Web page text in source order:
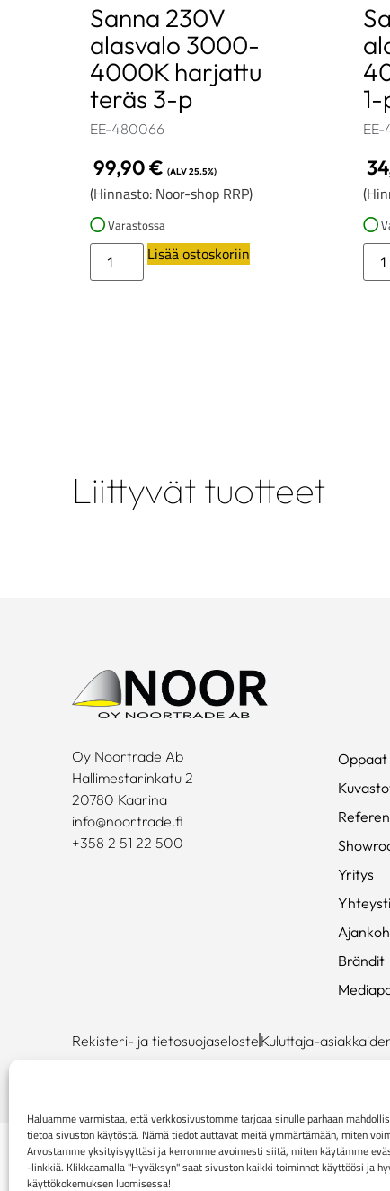
Haluamme varmistaa, että verkkosivustomme tarjoaa sinulle parhaan
tietoa sivuston käytöstä. Nämä tiedot auttavat meitä ymmärtämään, miten
Arvostamme yksityisyyttäsi ja kerromme avoimesti siitä, miten käytämme
-linkkiä. Klikkaamalla "Hyväksyn" saat sivuston kaikki toiminnot käyttöösi ja
käyttökokemuksen luomisessa!
Sanna 230V
alasvalo 3000-
4000K harjattu
teräs 3-p
EE-480066
99,90€ (ALV 25.5%)
(Hinnasto: Noor-shop RRP)
Varastossa
Lisää ostoskoriin
1-
Liittyvät tuotteet
Oy Noortrade Ab
Hallimestarinkatu 2
20780 Kaarina
info@noortrade.fi
+358 2 51 22 500
Oppaat
Yritys
Brändit
Rekisteri- ja tietosuojaseloste Kuluttaja-